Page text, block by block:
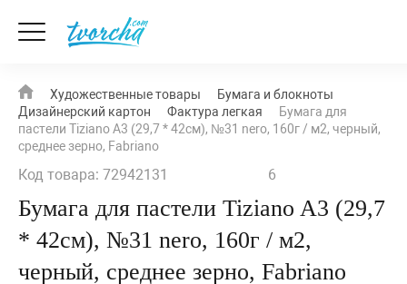
Художественные товары
Бумага и блокноты
Дизайнерский картон
Фактура легкая
Бумага для
пастели Tiziano A3 (29,7 * 42см), №31 nero, 160г / м2, черный,
среднее зерно, Fabriano
Код товара: 72942131 6
Бумага для пастели Tiziano A3 (29,7
* 42см), №31 nero, 160г / м2,
черный, среднее зерно, Fabriano